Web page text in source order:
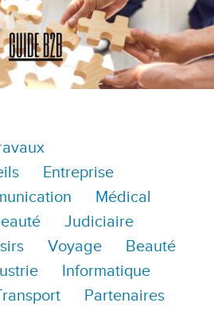
Entreprise
Médical
Judiciaire
Voyage
Beauté
Informatique
Partenaires